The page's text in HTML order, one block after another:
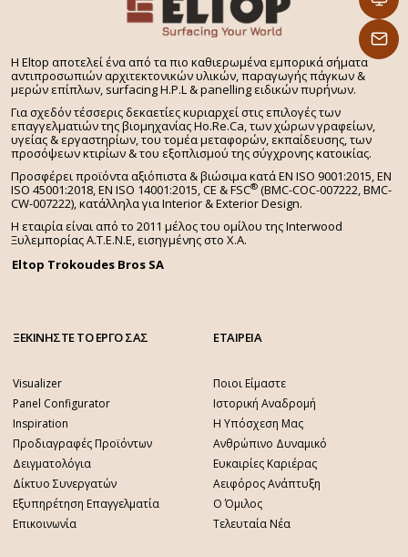
H Eltop αποτελεί ένα από τα πιο καθιερωμένα εμπορικά σήματα
αντιπροσωπιών αρχιτεκτονικών υλικών, παραγωγής πάγκων &
μερών επίπλων, surfacing H.P.L & panelling ειδικών πυρήνων.
Για σχεδόν τέσσερις δεκαετίες κυριαρχεί στις επιλογές των
επαγγελματιών της βιομηχανίας Ho.Re.Ca, των χώρων γραφείων,
υγείας & εργαστηρίων, του τομέα μεταφορών, εκπαίδευσης, των
προσόψεων κτιρίων & του εξοπλισμού της σύγχρονης κατοικίας.
Προσφέρει προϊόντα αξιόπιστα & βιώσιμα κατά EN ISO 9001:2015, EN
ISO 45001:2018, EN ISO 14001:2015, CE & FSC® (BMC-COC-007222, BMC-
CW-007222), κατάλληλα για Interior & Exterior Design.
Η εταιρία είναι από το 2011 μέλος του ομίλου της Interwood
Ξυλεμπορίας Α.Τ.Ε.Ν.Ε, εισηγμένης στο Χ.A.
Eltop Trokoudes Bros SA
ΞΕΚΙΝΗΣΤΕ ΤΟ ΕΡΓΟ ΣΑΣ
Visualizer
Panel Configurator
Inspiration
Προδιαγραφές Προϊόντων
Δειγματολόγια
Δίκτυο Συνεργατών
Εξυπηρέτηση Επαγγελματία
Επικοινωνία
ΕΤΑΙΡΕΙΑ
Ποιοι Είμαστε
Ιστορική Αναδρομή
Η Υπόσχεση Μας
Ανθρώπινο Δυναμικό
Ευκαιρίες Καριέρας
Αειφόρος Ανάπτυξη
Ο Όμιλος
Τελευταία Νέα